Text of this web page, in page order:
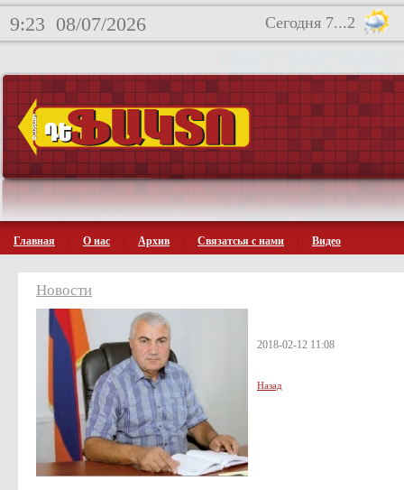
9:23 08/07/2026 Сегодня 7...2
Главная О нас Архив Связатсья с нами Видео
Новости
2018-02-12 11:08
Назад